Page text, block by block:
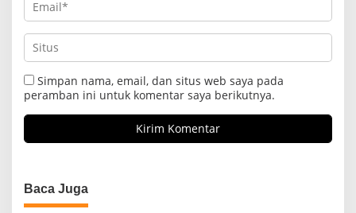
Simpan nama, email, dan situs web saya pada
peramban ini untuk komentar saya berikutnya.
Baca Juga